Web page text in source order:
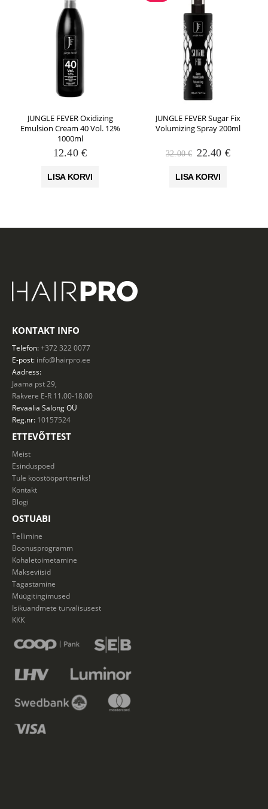
JUNGLE FEVER Oxidizing
Emulsion Cream 40 Vol. 12%
1000ml
12.40 €
LISA KORVI
JUNGLE FEVER Sugar Fix
Volumizing Spray 200ml
32.00€ Algne
oli:
22.40 €
LISA KORVI
KONTAKT INFO
Telefon:+372 322 0077
E-post: info@hairpro.ee
Aadress:
Jaama pst 29,
Rakvere E-R 11.00-18.00
Revaalia SalongOÜ
Reg.nr: 10157524
ETTEVÕTTEST
Meist
Esinduspoed
Tule koostööpartneriks!
Kontakt
Blogi
OSTUABI
Tellimine
Boonusprogramm
Kohaletoimetamine
Makseviisid
Tagastamine
Müügitingimused
Isikuandmete turvalisusest
KKK